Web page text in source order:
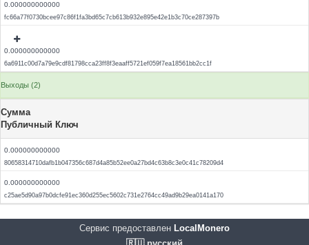
0.000000000000
fc66a77f0730bcee97c86f1fa3bd65c7cb613b932e895e42e1b3c70ce287397b
0.000000000000
6a6911c00d7a79e9cdf81798cca23ff8f3eaaff5721ef059f7ea18561bb2cc1f
Выходы (2)
Сумма
Публичный Ключ
0.000000000000
80658314710dafb1b047356c687d4a85b52ee0a27bd4c63b8c3e0c41c78209d4
0.000000000000
c25ae5d90a97b0dcfe91ec360d255ec5602c731e2764cc49ad9b29ea0141a170
Сервис предоставлен LocalMonero